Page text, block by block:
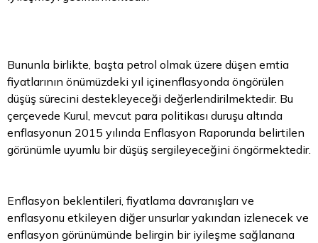
Bununla birlikte, başta petrol olmak üzere düşen emtia
fiyatlarının önümüzdeki yıl içinenflasyonda öngörülen
düşüş sürecini destekleyeceği değerlendirilmektedir. Bu
çerçevede Kurul, mevcut para politikası duruşu altında
enflasyonun 2015 yılında Enflasyon Raporunda belirtilen
görünümle uyumlu bir düşüş sergileyeceğini öngörmektedir.
Enflasyon beklentileri, fiyatlama davranışları ve
enflasyonu etkileyen diğer unsurlar yakından izlenecek ve
enflasyon görünümünde belirgin bir iyileşme sağlanana